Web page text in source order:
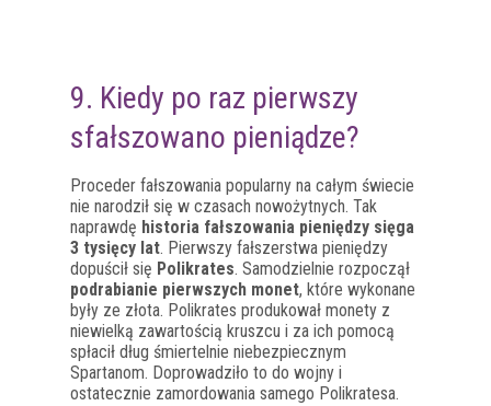
9. Kiedy po raz pierwszy
sfałszowano pieniądze?
Proceder fałszowania popularny na całym świecie
nie narodził się w czasach nowożytnych. Tak
naprawdę historia fałszowania pieniędzy sięga
3 tysięcy lat. Pierwszy fałszerstwa pieniędzy
dopuścił się Polikrates. Samodzielnie rozpoczął
podrabianie pierwszych monet, które wykonane
były ze złota. Polikrates produkował monety z
niewielką zawartością kruszcu i za ich pomocą
spłacił dług śmiertelnie niebezpiecznym
Spartanom. Doprowadziło to do wojny i
ostatecznie zamordowania samego Polikratesa.